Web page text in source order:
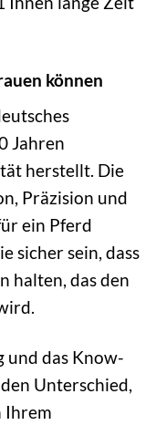
können
Jahren
herstellt. Die
Präzision und
ein Pferd
sicher sein, dass
halten, das den
und das Know-
Unterschied,
Ihrem